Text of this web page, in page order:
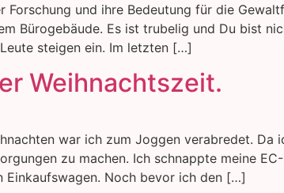
Forschung und ihre Bedeutung für die
Bürogebäude. Es ist trubelig und Du bist
steigen ein. Im letzten […]
Weihnachtszeit.
war ich zum Joggen verabredet.
zu machen. Ich schnappte meine
Einkaufswagen. Noch bevor ich den […]